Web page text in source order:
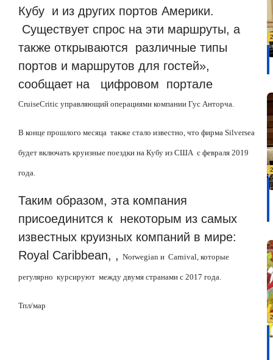
Кубу и из других портов Америки.
Существует спрос на эти маршруты, а
также открываются
различные типы
портов и маршрутов для гостей»,
сообщает на
цифровом портале
CruiseCritic управляющий операциями компании Гус Анторча.
В конце прошлого месяца также стало известно, что фирма Silversea
будет включать круизные поездки на Кубу из США с февраля 2019
года.
Таким образом, эта компания
присоединится к некоторым из самых
известных круизных компаний в мире:
Royal Caribbean, , Norwegian и Carnival , которые
регулярно курсируют между двумя странами с 2017 года.
Тпл/мар